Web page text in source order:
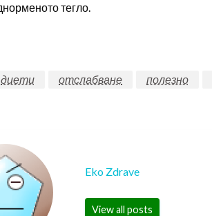
тегло.
диети отслабване полезно
Eko Zdrave
View all posts